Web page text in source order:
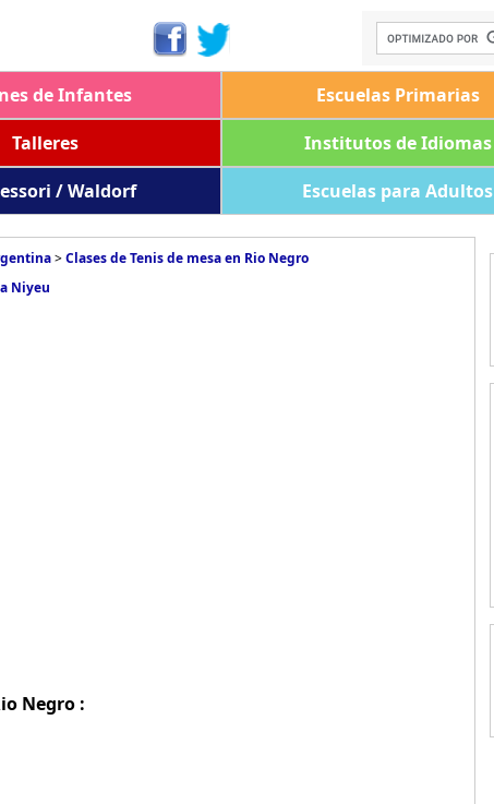
de Infantes Escuelas Primarias
Talleres Institutos de Idiomas
/ Waldorf Escuelas para Adultos
>Clases de Tenis de mesa en Rio Negro
Niyeu
Negro :